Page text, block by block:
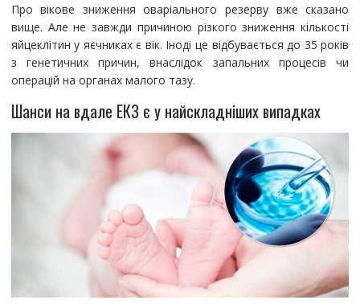
Про вікове зниження оваріального резерву вже сказано
вище. Але не завжди причиною різкого зниження кількості
яйцеклітин у яєчниках є вік. Іноді це відбувається до 35 років
з генетичних причин, внаслідок запальних процесів чи
операцій на органах малого тазу.
Шанси на вдале ЕКЗ є у найскладніших випадках